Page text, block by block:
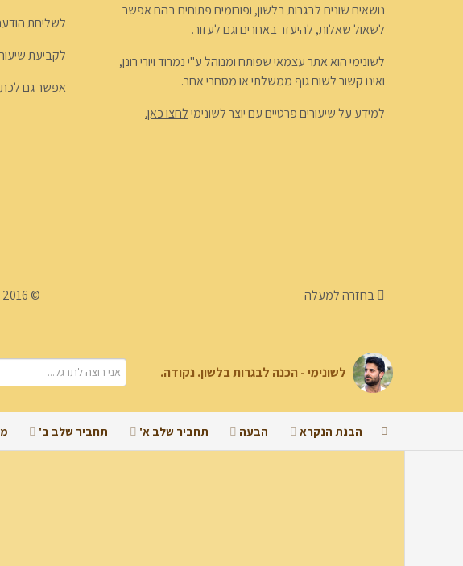
נושאים שונים לבגרות בלשון, ופורומים פתוחים בהם אפשר
לשאול שאלות, להיעזר באחרים וגם לעזור.
לשונימי הוא אתר עצמאי שפותח ומנוהל ע"י נמרוד ויורי רונן,
ואינו קשור לשום גוף ממשלתי או מסחרי אחר.
למידע על שיעורים פרטיים עם יוצר לשונימילחצו כאן.
לשליחת
לקביעת
אפשר גם
בחזרה למעלה © 2016 - עכשיו. כל הזכויות שמורות לנמרוד ויורי רונן
לשונימי - הכנה לבגרות בלשון. נקודה.
הבנת הנקרא הבעה תחביר שלב א' תחביר שלב ב'